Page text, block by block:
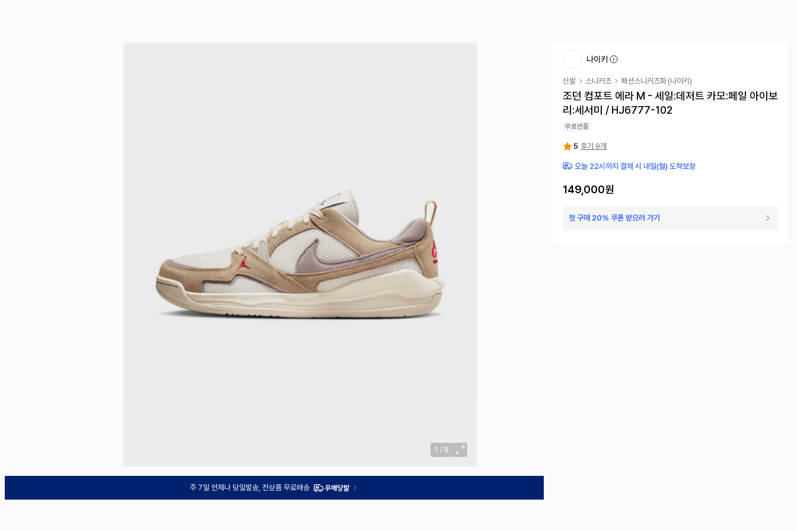
1 / 8
주 7일 언제나 당일발송, 전상품 무료배송
나이키
신발 스니커즈 패션스니커즈화 (나이키 )
조던 컴포트 에라 M - 세일:데저트 카모:페일 아이보
리:세서미 / HJ6777-102
무료반품
5 후기 9개
오늘 22시까지 결제 시 내일(월) 도착보장
149,000원
첫 구매 20% 쿠폰 받으러 가기